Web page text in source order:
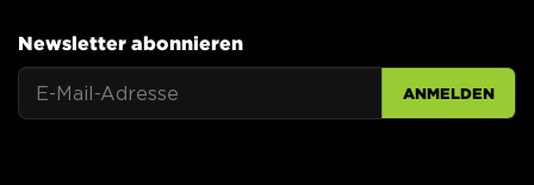
Newsletter abonnieren
ANMELDEN